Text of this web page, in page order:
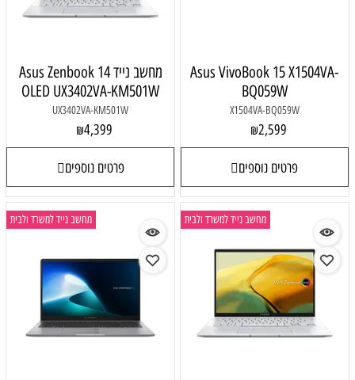
Asus VivoBook 15 X1504VA-
BQ059W
X1504VA-BQ059W
₪2,599
פרטים נוספים
מחשב נייד Asus Zenbook 14
OLED UX3402VA-KM501W
UX3402VA-KM501W
₪4,399
פרטים נוספים
מחשב נייד למשרד ולבית מחשב נייד למשרד ולבית